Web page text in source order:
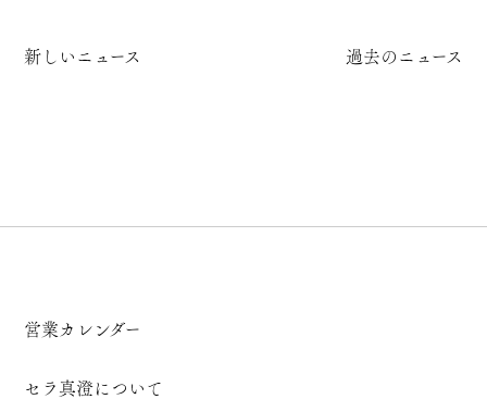
新しいニュース 過去のニュース
営業カレンダー
セラ真澄について